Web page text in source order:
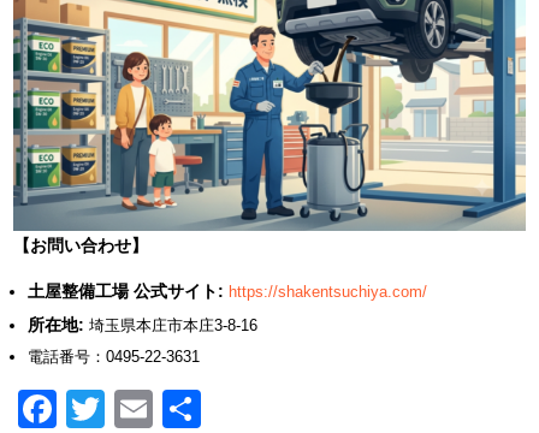
【お問い合わせ】
土屋整備工場 公式サイト: https://shakentsuchiya.com/
所在地: 埼玉県本庄市本庄3-8-16
電話番号：0495-22-3631
Facebook
TwitterEmail